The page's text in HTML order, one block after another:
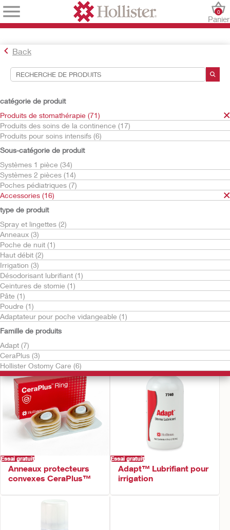
Panier
0
Back
catégorie de produit
Produits de stomathérapie (71)
Produits des soins de la continence (17)
Produits pour soins intensifs (6)
Sous-catégorie de produit
Systèmes 1 pièce (34)
Systèmes 2 pièces (14)
Poches pédiatriques (7)
Accessories (16)
type de produit
Spray et lingettes (2)
Anneaux (3)
Poche de nuit (1)
Haut débit (2)
Irrigation (3)
Désodorisant lubrifiant (1)
Ceintures de stomie (1)
Pâte (1)
Poudre (1)
Adaptateur pour poche vidangeable (1)
Famille de produits
Adapt (7)
CeraPlus (3)
Hollister Ostomy Care (6)
Outils de recherche
Vos sélections:
Produits de stomathérapie
Accessories
Votre sélection correspond à16
Trier par:
Essai gratuit
Renforts adhésifs
CeraPlus™
CeraPlus™
Essai gratuit
Anneaux protecteurs
convexes CeraPlus™
Essai gratuit
Adapt™ Lubrifiant pour
irrigation